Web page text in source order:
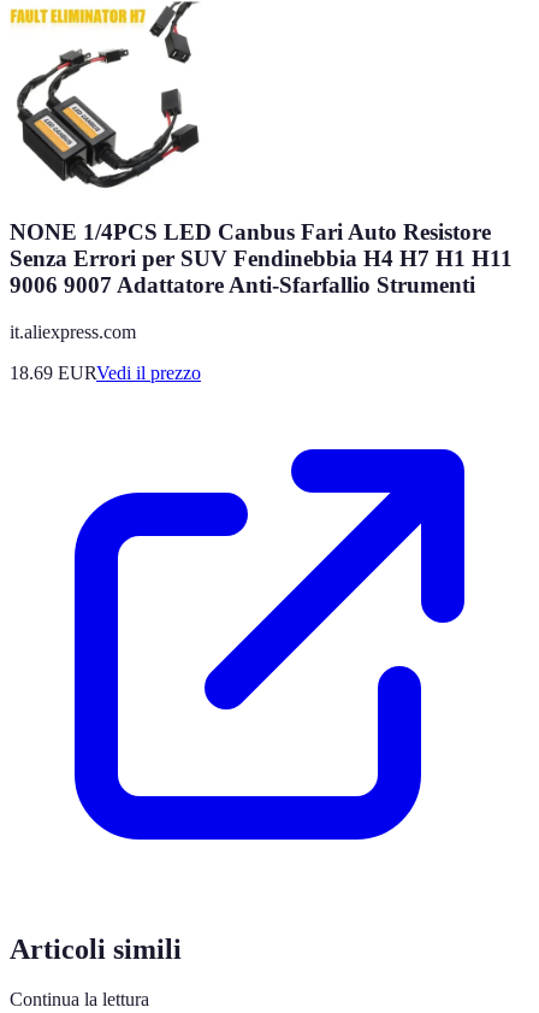
NONE 1/4PCS LED Canbus Fari Auto Resistore
Senza Errori per SUV Fendinebbia H4 H7 H1 H11
9006 9007 Adattatore Anti-Sfarfallio Strumenti
it.aliexpress.com
18.69 EURVedi il prezzo
Articoli simili
Continua la lettura